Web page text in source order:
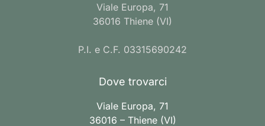
Viale Europa, 71
36016 Thiene (VI)
P.I. e C.F. 03315690242
Dove trovarci
Viale Europa, 71
36016 – Thiene (VI)